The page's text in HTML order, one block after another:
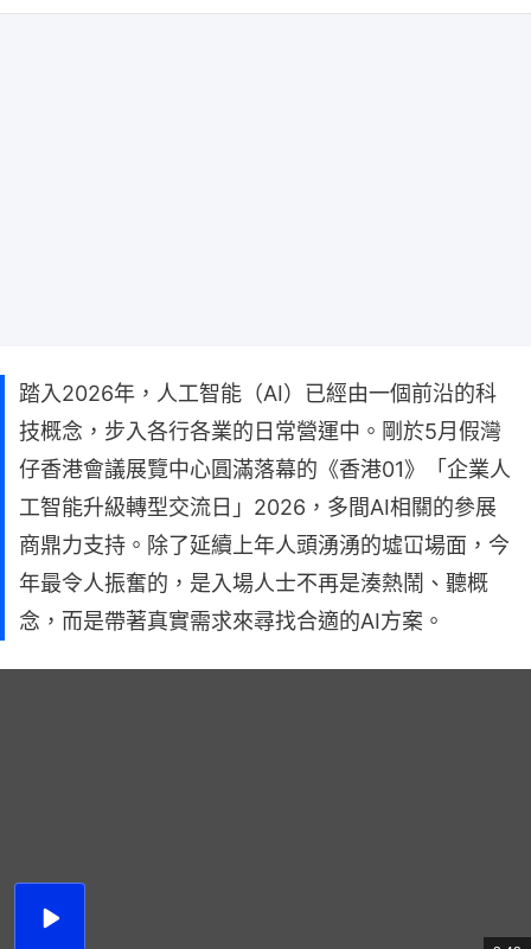
踏入2026年，人工智能（AI）已經由一個前沿的科
技概念，步入各行各業的日常營運中。剛於5月假灣
仔香港會議展覽中心圓滿落幕的《香港01》「企業人
工智能升級轉型交流日」2026，多間AI相關的參展
商鼎力支持。除了延續上年人頭湧湧的墟冚場面，今
年最令人振奮的，是入場人士不再是湊熱鬧、聽概
念，而是帶著真實需求來尋找合適的AI方案。
播